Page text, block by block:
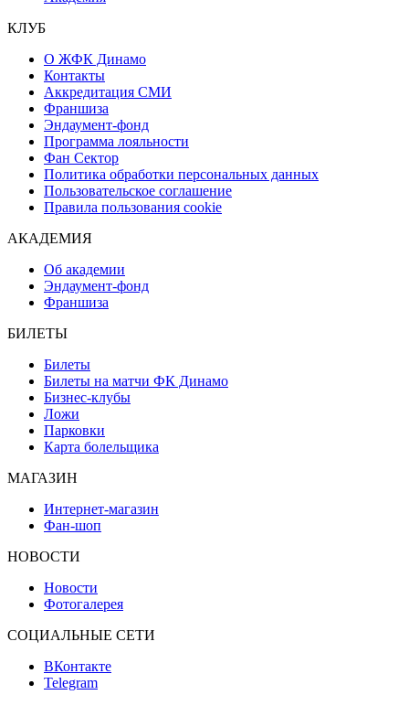
КЛУБ
О ЖФК Динамо
Контакты
Аккредитация СМИ
Франшиза
Эндаумент-фонд
Программа лояльности
Фан Сектор
Политика обработки персональных данных
Пользовательское соглашение
Правила пользования cookie
АКАДЕМИЯ
Об академии
Эндаумент-фонд
Франшиза
БИЛЕТЫ
Билеты
Билеты на матчи ФК Динамо
Бизнес-клубы
Ложи
Парковки
Карта болельщика
МАГАЗИН
Интернет-магазин
Фан-шоп
НОВОСТИ
Новости
Фотогалерея
СОЦИАЛЬНЫЕ СЕТИ
ВКонтакте
Telegram